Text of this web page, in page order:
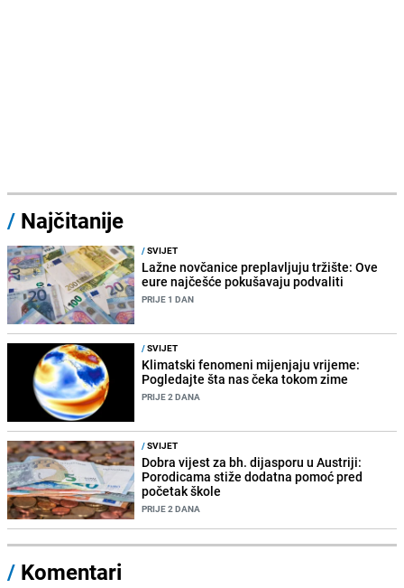
/ Najčitanije
/SVIJET
Lažne novčanice preplavljuju tržište: Ove
eure najčešće pokušavaju podvaliti
PRIJE 1 DAN
/SVIJET
Klimatski fenomeni mijenjaju vrijeme:
Pogledajte šta nas čeka tokom zime
PRIJE 2 DANA
/SVIJET
Dobra vijest za bh. dijasporu u Austriji:
Porodicama stiže dodatna pomoć pred
početak škole
PRIJE 2 DANA
/ Komentari